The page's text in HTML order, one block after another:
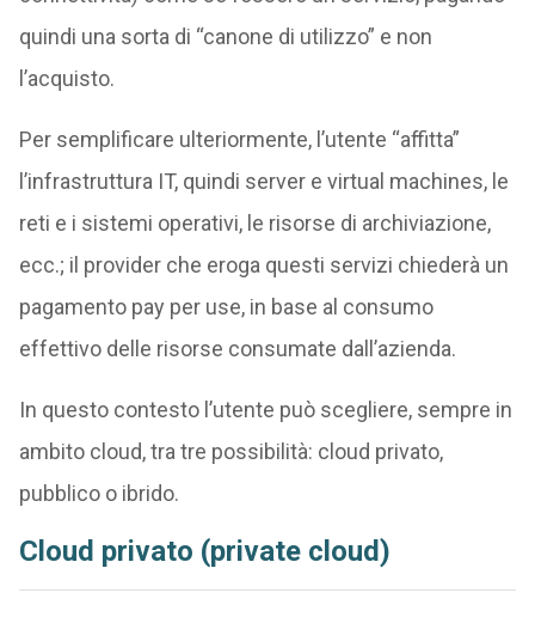
quindi una sorta di “canone di utilizzo” e non
l’acquisto.
Per semplificare ulteriormente, l’utente “affitta”
l’infrastruttura IT, quindi server e virtual machines, le
reti e i sistemi operativi, le risorse di archiviazione,
ecc.; il provider che eroga questi servizi chiederà un
pagamento pay per use, in base al consumo
effettivo delle risorse consumate dall’azienda.
In questo contesto l’utente può scegliere, sempre in
ambito cloud, tra tre possibilità: cloud privato,
pubblico o ibrido.
Cloud privato (private cloud)